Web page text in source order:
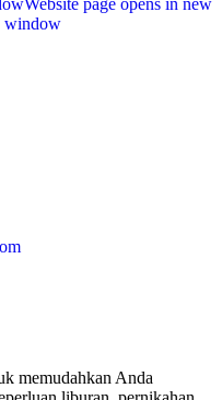
window
memudahkan Anda